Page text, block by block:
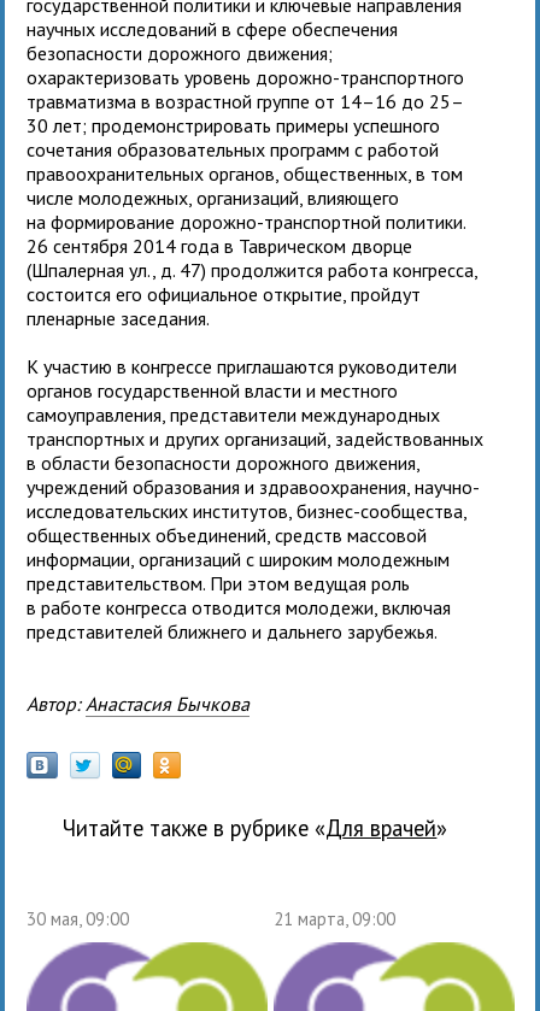
научных исследований в сфере обеспечения
безопасности дорожного движения;
охарактеризовать уровень дорожно-транспортного
травматизма в возрастной группе от 14–16 до 25–
30 лет; продемонстрировать примеры успешного
сочетания образовательных программ с работой
правоохранительных органов, общественных, в том
числе молодежных, организаций, влияющего
на формирование дорожно-транспортной политики.
26 сентября 2014 года в Таврическом дворце
(Шпалерная ул., д. 47) продолжится работа конгресса,
состоится его официальное открытие, пройдут
пленарные заседания.
К участию в конгрессе приглашаются руководители
органов государственной власти и местного
самоуправления, представители международных
транспортных и других организаций, задействованных
в области безопасности дорожного движения,
учреждений образования и здравоохранения, научно-
исследовательских институтов, бизнес-сообщества,
общественных объединений, средств массовой
информации, организаций с широким молодежным
представительством. При этом ведущая роль
в работе конгресса отводится молодежи, включая
представителей ближнего и дальнего зарубежья.
Автор: Анастасия Бычкова
Читайте также в рубрике « для врачей»
30 мая, 09:00 21 марта, 09:00